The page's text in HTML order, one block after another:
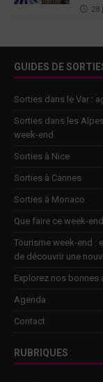
28
GUIDES DE
Sorties dans le Var :
Sorties dans les
week-end
Sorties à Nice
Sorties à Cannes
Sorties à Monaco
Que faire ce week-
Tourisme week-end :
de découvrir une
Explorez nos bonnes
Agenda
Contact
RUBRIQUES